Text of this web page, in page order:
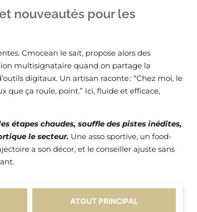
nouveautés pour les
Cmocean le sait, propose alors des
multisignataire quand on partage la
digitaux. Un artisan raconte : “Chez moi, le
que ça roule, point.” Ici, fluide et efficace,
étapes chaudes, souffle des pistes inédites,
le secteur. Une asso sportive, un food-
a son décor, et le conseiller ajuste sans
ATOUT PRINCIPAL